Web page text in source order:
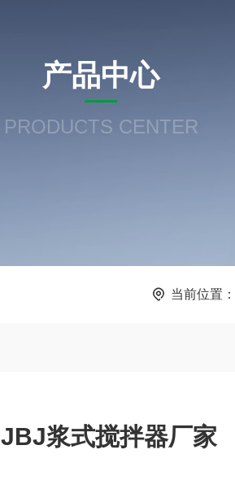
产品中心
PRODUCTS CENTER
当前位置：
JBJ浆式搅拌器厂家